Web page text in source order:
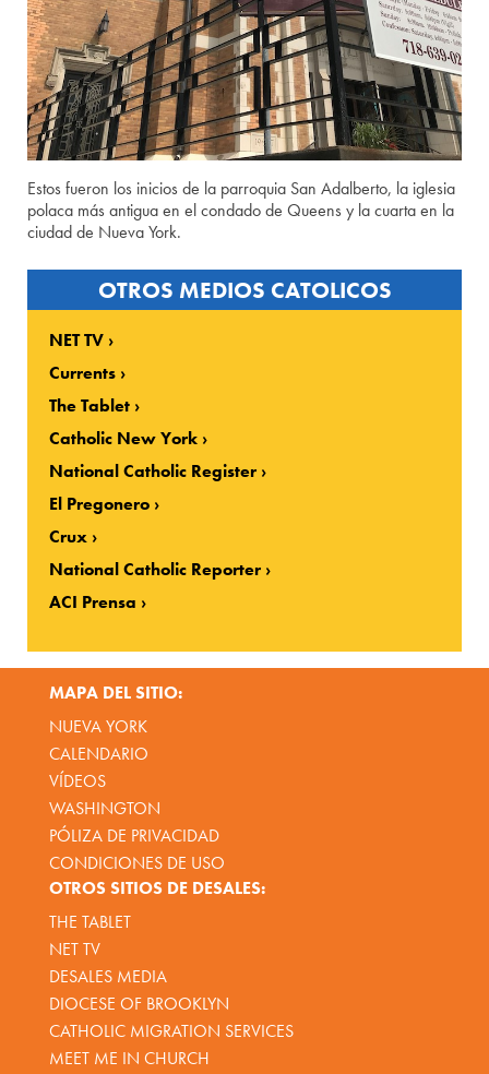
Estos fueron los inicios de la parroquia San Adalberto, la iglesia
polaca más antigua en el condado de Queens y la cuarta en la
ciudad de Nueva York.
OTROS MEDIOS CATOLICOS
NET TV
Currents
The Tablet
Catholic New York
National Catholic Register
El Pregonero
Crux
National Catholic Reporter
ACI Prensa
MAPA DEL SITIO:
NUEVA YORK
CALENDARIO
VÍDEOS
WASHINGTON
PÓLIZA DE PRIVACIDAD
CONDICIONES DE USO
OTROS SITIOS DE DESALES:
THE TABLET
NET TV
DESALES MEDIA
DIOCESE OF BROOKLYN
CATHOLIC MIGRATION SERVICES
MEET ME IN CHURCH